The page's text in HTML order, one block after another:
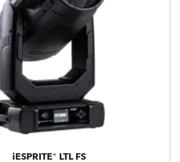
iESPRITE® LTL FS